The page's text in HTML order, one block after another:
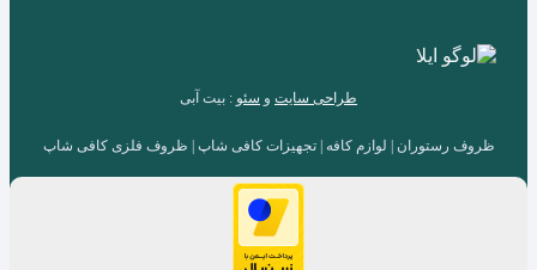
طراحی سایت و سئو : بیت آبی
ظروف رستوران | لوازم کافه | تجهیزات کافی شاپ | ظروف فلزی کافی شاپ